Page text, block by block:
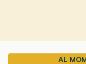
AL